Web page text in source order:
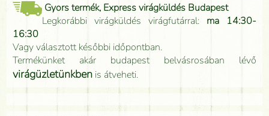
Gyors termék, Express virágküldés Budapest
Legkorábbi virágküldés virágfutárral: ma 14:30-
16:30
Vagy választott későbbi időpontban.
Termékünket akár budapest belvásrosában lévő
virágüzletünkben is átveheti.